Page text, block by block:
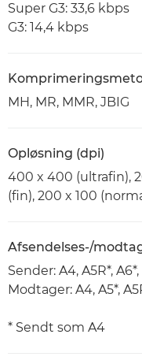
Super G3: 33,6 kbps
G3: 14,4 kbps
MH, MR, MMR, JBIG
Opløsning (dpi)
400 x 400 (ultrafin),
(fin), 200 x 100
Afsendelses-/
Sender: A4, A5R*,
Modtager: A4, A5*,
* Sendt som A4